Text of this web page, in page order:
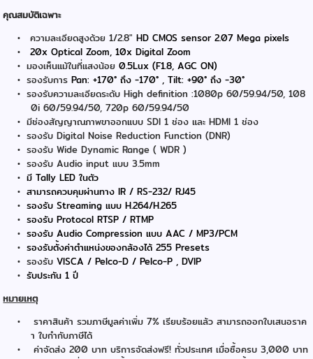
คุณสมบัติเฉพาะ
ความละเอียดสูงด้วย 1/2.8" HD CMOS sensor 2.07 Mega pixels
20x Optical Zoom, 10x Digital Zoom
มองเห็นแม้ในที่แสงน้อย 0.5Lux (F1.8, AGC ON)
รองรับการ Pan: +170° ถึง -170° , Tilt: +90° ถึง -30°
รองรับความละเอียดระดับ High definition :1080p 60/59.94/50, 108
0i 60/59.94/50, 720p 60/59.94/50
มีช่องสัญญาณภาพขาออกแบบ SDI 1 ช่อง และ HDMI 1 ช่อง
รองรับ Digital Noise Reduction Function (DNR)
รองรับ Wide Dynamic Range ( WDR )
รองรับ Audio input แบบ 3.5mm
มี Tally LED ในตัว
สามารถควบคุมผ่านทาง IR / RS-232/ RJ45
รองรับ Streaming แบบ H.264/H.265
รองรับ Protocol RTSP / RTMP
รองรับ Audio Compression แบบ AAC / MP3/PCM
รองรับตั้งค่าตำแหน่งของกล้องได้ 255 Presets
รองรับ VISCA / Pelco-D / Pelco-P , DVIP
รับประกัน 1 ปี
หมายเหตุ
ราคาสินค้า รวมภาษีมูลค่าเพิ่ม 7% เรียบร้อยแล้ว สามารถออกใบเสนอราค
า ใบกำกับภาษีได้
ค่าจัดส่ง 200 บาท บริการจัดส่งฟรี! ทั่วประเทศ เมื่อซื้อครบ 3,000 บาท